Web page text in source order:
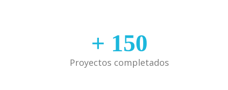
+ 150
Proyectos completados